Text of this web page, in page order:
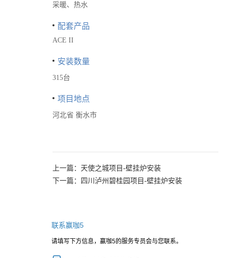
采暖、热水
配套产品
ACE II
安装数量
315台
项目地点
河北省 衡水市
上一篇： 天使之城项目-壁挂炉安装
下一篇：
四川泸州碧桂园项目-壁挂炉安装
联系赢咖5
请填写下方信息，赢咖5的服务专员会与您联系。